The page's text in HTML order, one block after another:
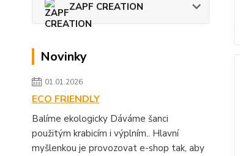
ZAPF CREATION
Novinky
01.01.2026
ECO FRIENDLY
Balíme ekologicky Dáváme šanci
použitým krabicím i výplním.. Hlavní
myšlenkou je provozovat e-shop tak, aby